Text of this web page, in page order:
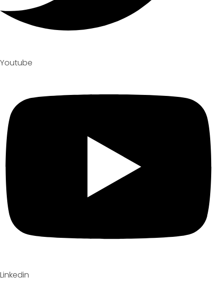
Youtube
Linkedin